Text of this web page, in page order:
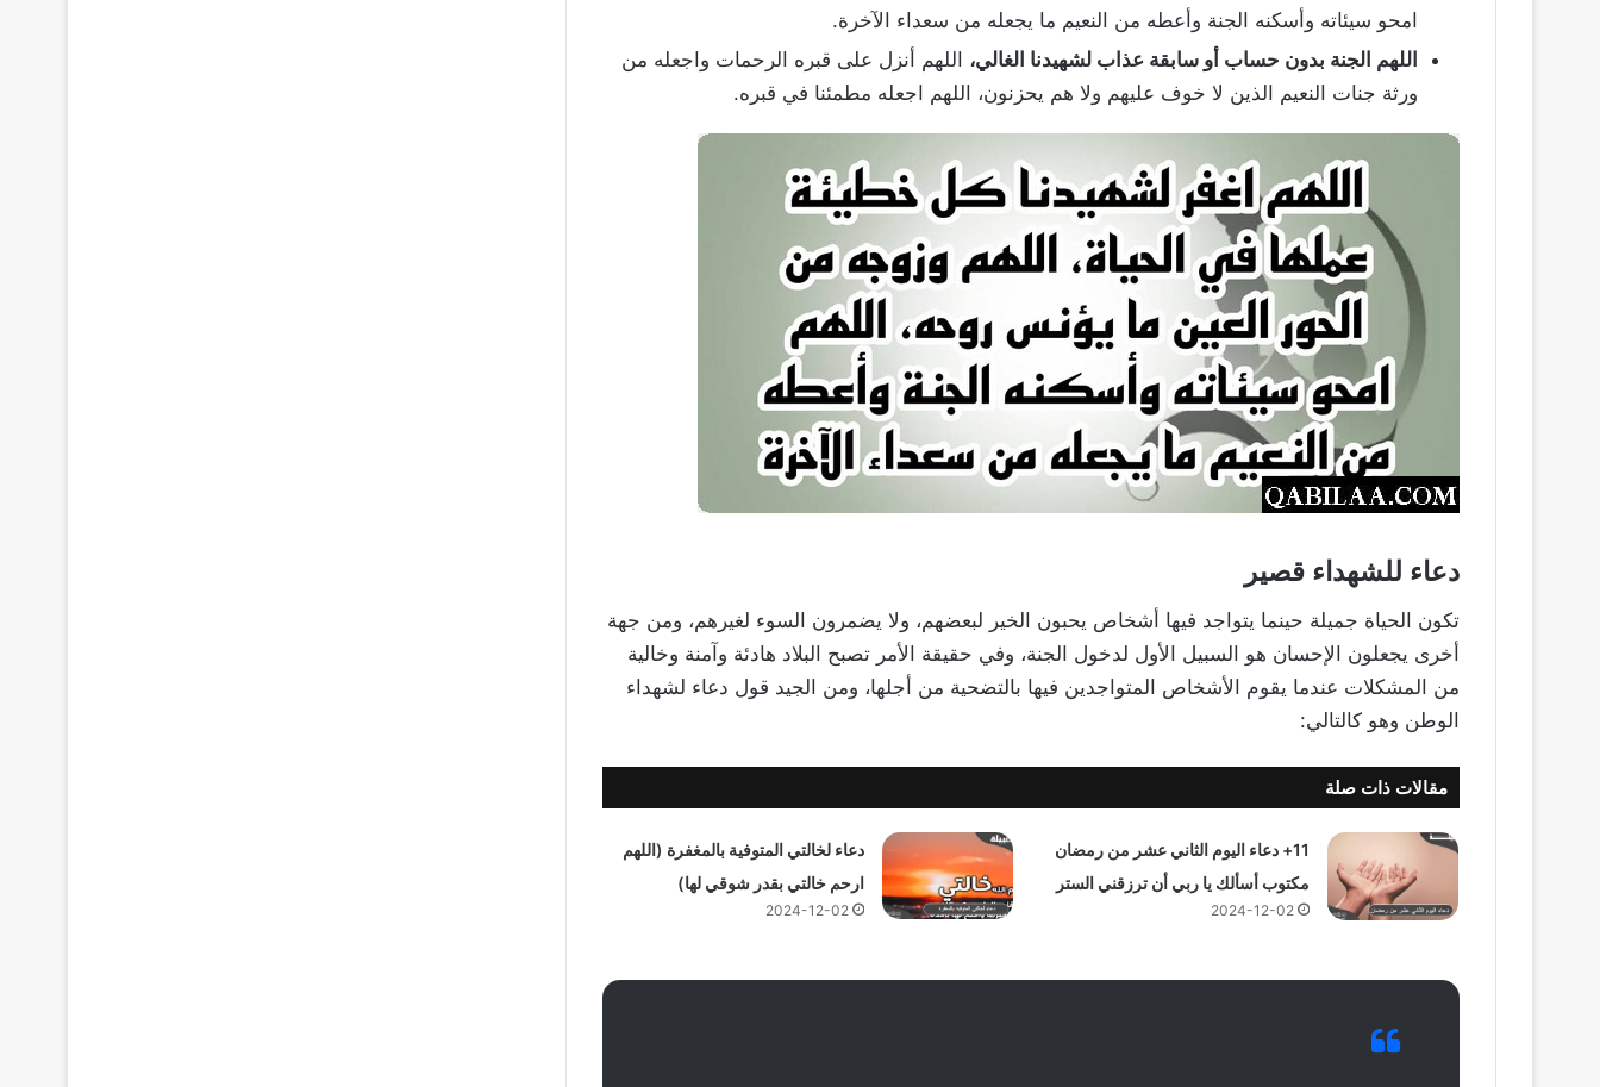
امحو سيئاته وأسكنه الجنة وأعطه من النعيم ما يجعله من سعداء الآخرة.
اللهم الجنة بدون حساب أو سابقة عذاب لشهيدنا الغالي، اللهم أنزل على قبره الرحمات واجعله من
ورثة جنات النعيم الذين لا خوف عليهم ولا هم يحزنون، اللهم اجعله مطمئنا في قبره.
دعاء للشهداء قصير
تكون الحياة جميلة حينما يتواجد فيها أشخاص يحبون الخير لبعضهم، ولا يضمرون السوء لغيرهم، ومن جهة
أخرى يجعلون الإحسان هو السبيل الأول لدخول الجنة، وفي حقيقة الأمر تصبح البلاد هادئة وآمنة وخالية
من المشكلات عندما يقوم الأشخاص المتواجدين فيها بالتضحية من أجلها، ومن الجيد قول دعاء لشهداء
الوطن وهو كالتالي:
مقالات ذات صلة
11+ دعاء اليوم الثاني عشر من رمضان
مكتوب أسألك يا ربي أن ترزقني الستر
2024-12-02
دعاء لخالتي المتوفية بالمغفرة (اللهم
ارحم خالتي بقدر شوقي لها)
2024-12-02